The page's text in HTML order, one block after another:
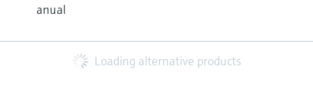
anual
Loading alternative products